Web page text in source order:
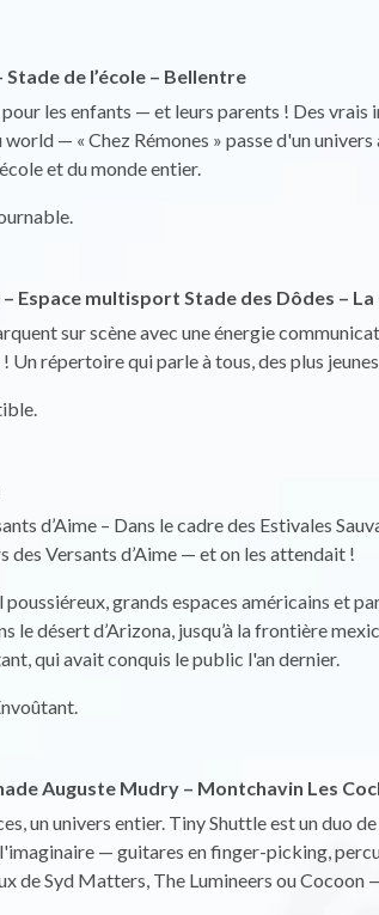
Stade de l’école – Bellentre
les enfants — et leurs parents ! Des vrais
— « Chez Rémones » passe d'un
et du monde entier.
Espace multisport Stade des Dôdes – La
sur scène avec une énergie
Un répertoire qui parle à tous, des plus
d’Aime – Dans le cadre des Estivales
des Versants d’Aime — et on les attendait !
grands espaces américains et
le désert d’Arizona, jusqu’à la frontière
qui avait conquis le public l'an dernier.
Auguste Mudry – Montchavin Les
un univers entier. Tiny Shuttle est un duo
— guitares en finger-picking,
de Syd Matters, The Lumineers ou Cocoon